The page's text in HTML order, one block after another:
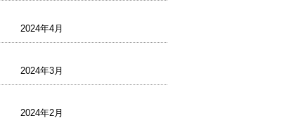
2024年4月
2024年3月
2024年2月